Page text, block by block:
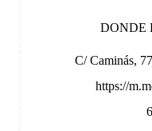
DONDE
C/ Caminás,
https://